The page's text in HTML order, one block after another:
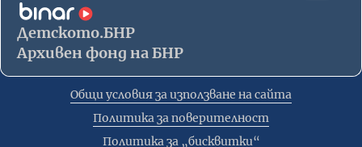
Детското.БНР
Архивен фонд на БНР
Общи условия за използване на сайта
Политика за поверителност
Политика за „бисквитки“